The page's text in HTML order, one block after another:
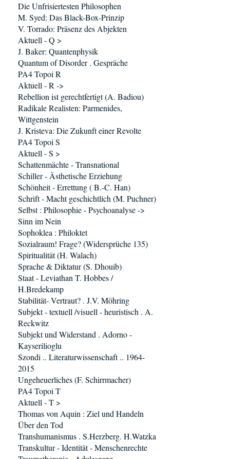
Die Unfrisiertesten Philosophen
M. Syed: Das Black-Box-Prinzip
V. Torrado: Präsenz des Abjekten
Aktuell - Q >
J. Baker: Quantenphysik
Quantum of Disorder . Gespräche
PA4 Topoi R
Aktuell - R ->
Rebellion ist gerechtfertigt (A. Badiou)
Radikale Realisten: Parmenides,
Wittgenstein
J. Kristeva: Die Zukunft einer Revolte
PA4 Topoi S
Aktuell - S >
Schattenmächte - Transnational
Schiller - Ästhetische Erziehung
Schönheit - Errettung ( B.-C. Han)
Schrift - Macht geschichtlich (M. Puchner)
Selbst : Philosophie - Psychoanalyse ->
Sinn im Nein
Sophoklea : Philoktet
Sozialraum! Frage? (Widersprüche 135)
Spiritualität (H. Walach)
Sprache & Diktatur (S. Dhouib)
Staat - Leviathan T. Hobbes /
H.Bredekamp
Stabilität- Vertraut? . J.V. Möhring
Subjekt - textuell /visuell - heuristisch . A.
Reckwitz
Subjekt und Widerstand . Adorno -
Kayserilioglu
Szondi .. Literaturwissenschaft .. 1964-
2015
Ungeheuerliches (F. Schirrmacher)
PA4 Topoi T
Aktuell - T >
Thomas von Aquin : Ziel und Handeln
Über den Tod
Transhumanismus . S.Herzberg. H.Watzka
Transkultur - Identität - Menschenrechte